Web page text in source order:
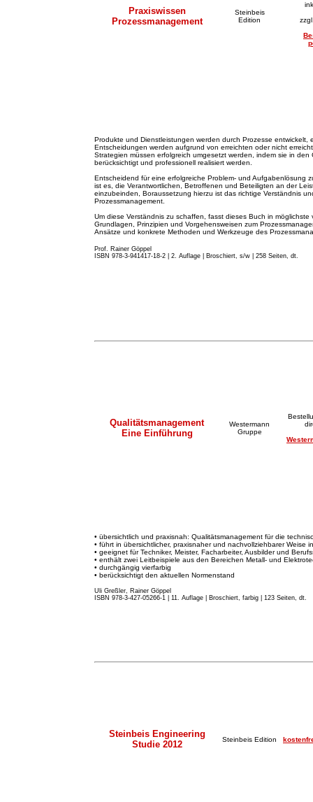
Praxiswissen
Prozessmanagement
Steinbeis
Edition
Produkte und Dienstleistungen werden durch Prozesse entwickelt,
Entscheidungen werden aufgrund von erreichten oder nicht
Strategien müssen erfolgreich umgesetzt werden, indem sie in
berücksichtigt und professionell realisiert werden.
Entscheidend für eine erfolgreiche Problem- und Aufgabenlösung
ist es, die Verantwortlichen, Betroffenen und Beteiligten an der
einzubeinden, Boraussetzung hierzu ist das richtige Verständnis
Prozessmanagement.
Um diese Verständnis zu schaffen, fasst dieses Buch in möglichste
Grundlagen, Prinzipien und Vorgehensweisen zum
Ansätze und konkrete Methoden und Werkzeuge des
Prof. Rainer Göppel
ISBN 978-3-941417-18-2 | 2. Auflage Broschiert, s/w | 258 Seiten, dt.
Qualitätsmanagement
Eine Einführung
Westermann
Gruppe
• übersichtlich und praxisnah: Qualitätsmanagement für die
• führt in übersichtlicher, praxisnaher und nachvollziehbarer Weise
• geeignet für Techniker, Meister, Facharbeiter, Ausbilder und
• enthält zwei Leitbeispiele aus den Bereichen Metall- und
• durchgängig vierfarbig
• berücksichtigt den aktuellen Normenstand
Uli Greßler, Rainer Göppel
ISBN 978-3-427-05266-1 | 11. Auflage
Broschiert, farbig | 123 Seiten, dt.
Steinbeis Engineering
Studie 2012
Steinbeis Edition